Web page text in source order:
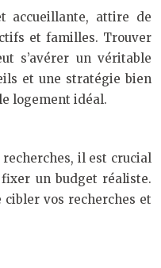
accueillante, attire de
et familles. Trouver
s’avérer un véritable
et une stratégie bien
logement idéal.
il est crucial
un budget réaliste.
vos recherches et